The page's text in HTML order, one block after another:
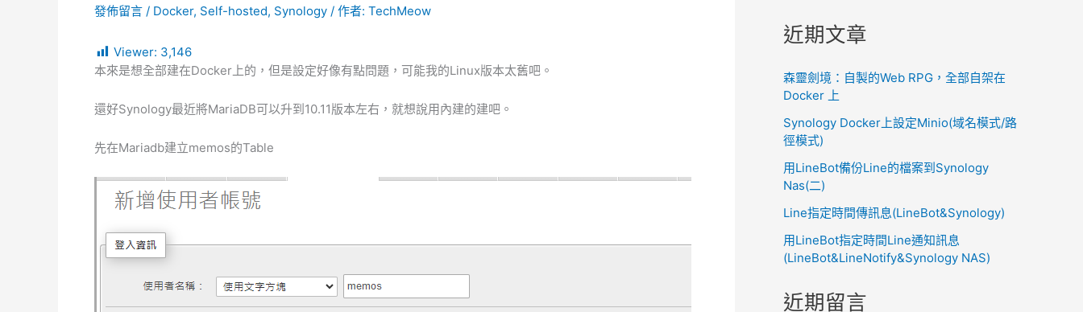
發佈留言 / Docker, Self-hosted, Synology / 作者: TechMeow
Viewer: 3,146
本來是想全部建在Docker上的，但是設定好像有點問題，可能我的Linux版本太舊吧。
還好Synology最近將MariaDB可以升到10.11版本左右，就想說用內建的建吧。
先在Mariadb建立memos的Table
近期文章
森靈劍境：自製的Web RPG，全部自架在
Docker 上
Synology Docker上設定Minio(域名模式/路
徑模式)
用LineBot備份Line的檔案到Synology
Nas(二)
Line指定時間傳訊息(LineBot&Synology)
用LineBot指定時間Line通知訊息
(LineBot&LineNotify&Synology NAS)
近期留言